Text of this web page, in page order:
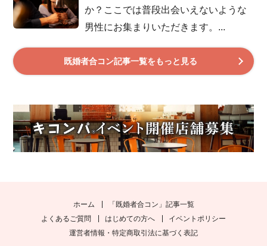
か？ここでは普段出会いえないような
男性にお集まりいただきます。...
既婚者合コン記事一覧をもっと見る
ホーム
「既婚者合コン」記事一覧
よくあるご質問
はじめての方へ
イベントポリシー
運営者情報・特定商取引法に基づく表記